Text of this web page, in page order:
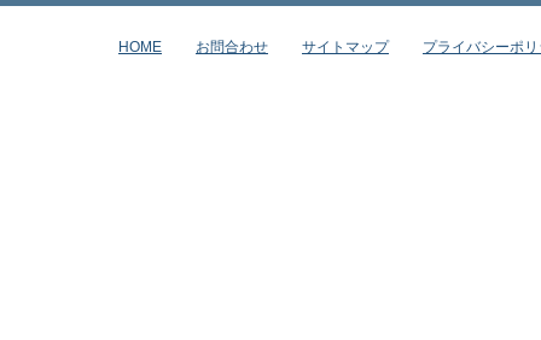
HOME お問合わせ サイトマップ プライバシーポ